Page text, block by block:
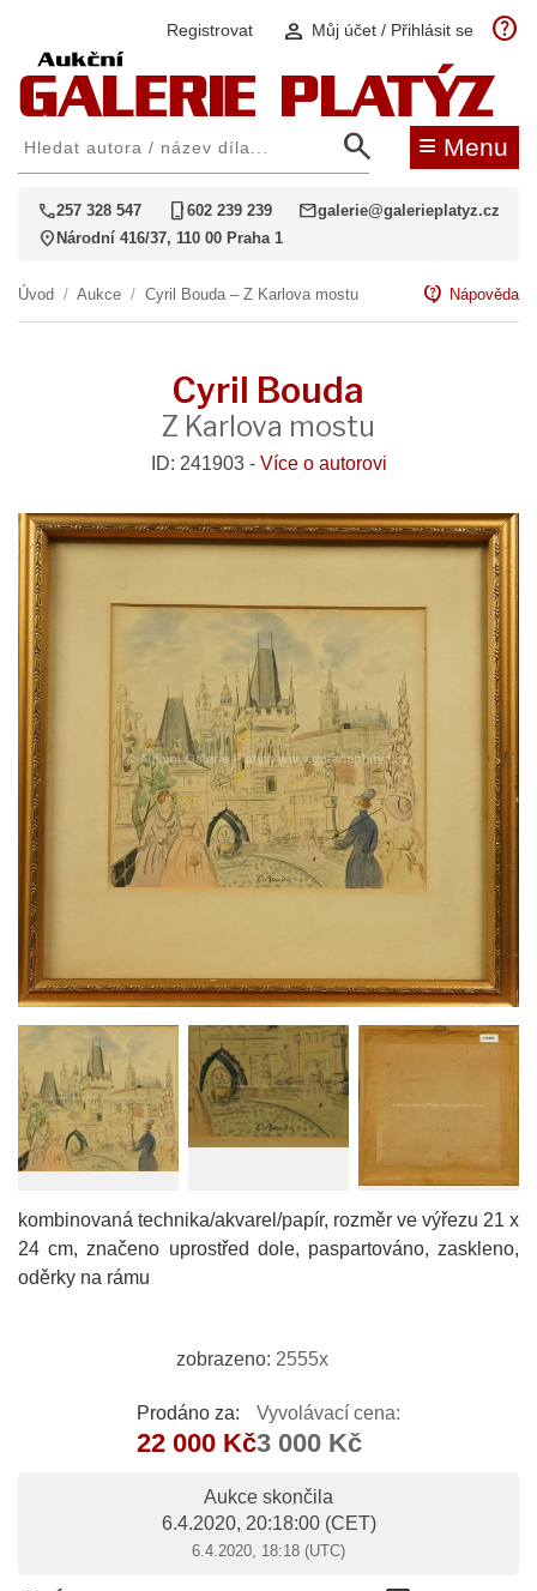
Registrovat person Můj účet / Přihlásit se help
search ≡ Menu
call257 328 547 phone_iphone602 239 239 mailgalerie@galerieplatyz.cz
location_on Národní 416/37, 110 00 Praha 1
Úvod / Aukce / Cyril Bouda – Z Karlova mostu contact_support Nápověda
Cyril Bouda
Z Karlova mostu
ID: 241903 - Více o autorovi
kombinovaná technika/akvarel/papír, rozměr ve výřezu 21 x
24 cm, značeno uprostřed dole, paspartováno, zaskleno,
oděrky na rámu
zobrazeno: 2555x
Prodáno za:
22 000 Kč
Vyvolávací cena:
3 000 Kč
Aukce skončila
6.4.2020, 20:18:00(CET)
6.4.2020, 18:18 (UTC)